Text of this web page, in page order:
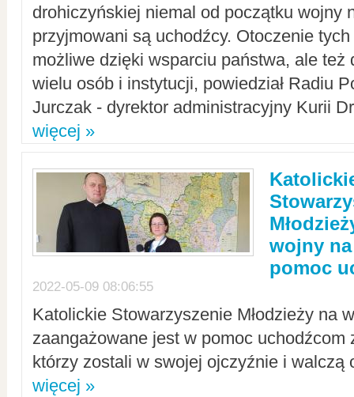
drohiczyńskiej niemal od początku wojny
przyjmowani są uchodźcy. Otoczenie
możliwe dzięki wsparciu państwa, ale też
wielu osób i instytucji, powiedział Radiu
Jurczak - dyrektor administracyjny Kurii
więcej »
wojny
pomoc
2022-05-09 08:06:55
Katolickie Stowarzyszenie Młodzieży na
zaangażowane jest w pomoc uchodźcom
którzy zostali w swojej ojczyźnie i walczą
więcej »